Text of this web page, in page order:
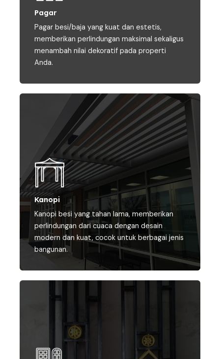
Pagar
Pagar besi/baja yang kuat dan estetis,
memberikan perlindungan maksimal sekaligus
menambah nilai dekoratif pada properti
Anda.
Kanopi
Kanopi besi yang tahan lama, memberikan
perlindungan dari cuaca dengan desain
modern dan kuat, cocok untuk berbagai jenis
bangunan.